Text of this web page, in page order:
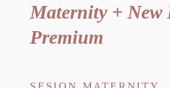
Maternity + New
Premium